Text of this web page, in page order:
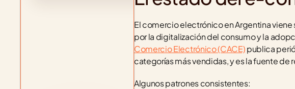
El comercio electrónico en Argentina
por la digitalización del consumo y la
Comercio Electrónico (CACE) publica
categorías más vendidas, y es la fuente
Algunos patrones consistentes: